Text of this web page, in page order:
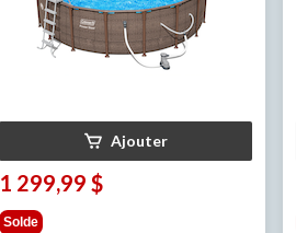
Ajouter
1 299,99 $
Solde